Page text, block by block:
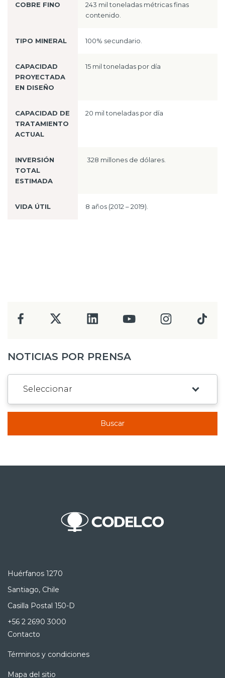
COBRE FINO
243 mil toneladas métricas finas
contenido.
TIPO MINERAL 100% secundario.
CAPACIDAD
PROYECTADA
EN DISEÑO
15 mil toneladas por día
CAPACIDAD DE
TRATAMIENTO
ACTUAL
20 mil toneladas por día
INVERSIÓN
TOTAL
ESTIMADA
328 millones de dólares.
VIDA ÚTIL 8 años (2012 – 2019).
NOTICIAS POR PRENSA
Buscar
Huérfanos 1270
Santiago, Chile
Casilla Postal 150-D
+56 2 2690 3000
Contacto
Términos y condiciones
Mapa del sitio